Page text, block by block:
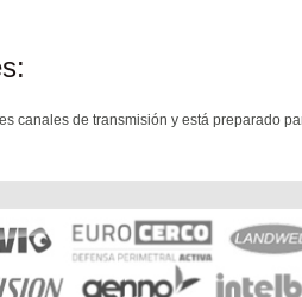
canales de transmisión y está preparado